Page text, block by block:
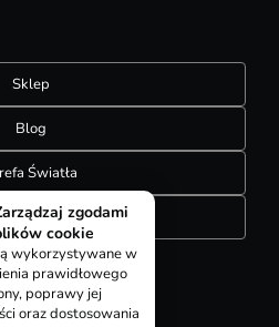
Sklep
Blog
Światła
szynoprzewodów
12, 94-058 Łódź
zgodami
cookie
wykorzystywane w
prawidłowego
poprawy jej
oraz dostosowania